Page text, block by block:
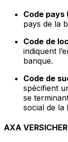
Code pays
pays de la
Code de
indiquent
banque.
Code de
spécifient
se
social de la
AXA